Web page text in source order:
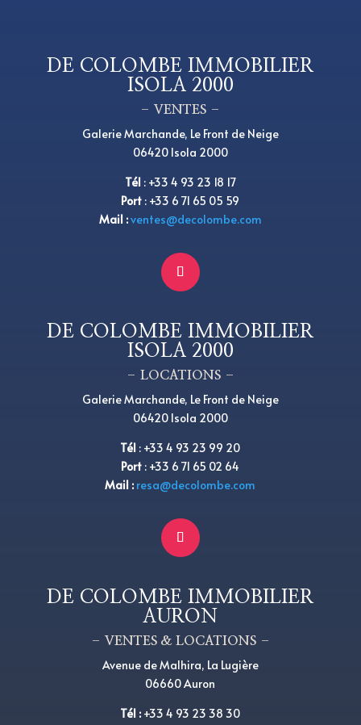
DE COLOMBE IMMOBILIER
ISOLA 2000
– VENTES –
Galerie Marchande, Le Front de Neige
06420 Isola 2000
Tél: +33 4 93 23 18 17
Port : +33 6 71 65 05 59
Mail :ventes@decolombe.com
DE COLOMBE IMMOBILIER
ISOLA 2000
– LOCATIONS –
Galerie Marchande, Le Front de Neige
06420 Isola 2000
Tél : +33 4 93 23 99 20
Port : +33 6 71 65 02 64
Mail : resa@decolombe.com
DE COLOMBE IMMOBILIER
AURON
– VENTES & LOCATIONS –
Avenue de Malhira, La Lugière
06660 Auron
Tél : +33 4 93 23 38 30